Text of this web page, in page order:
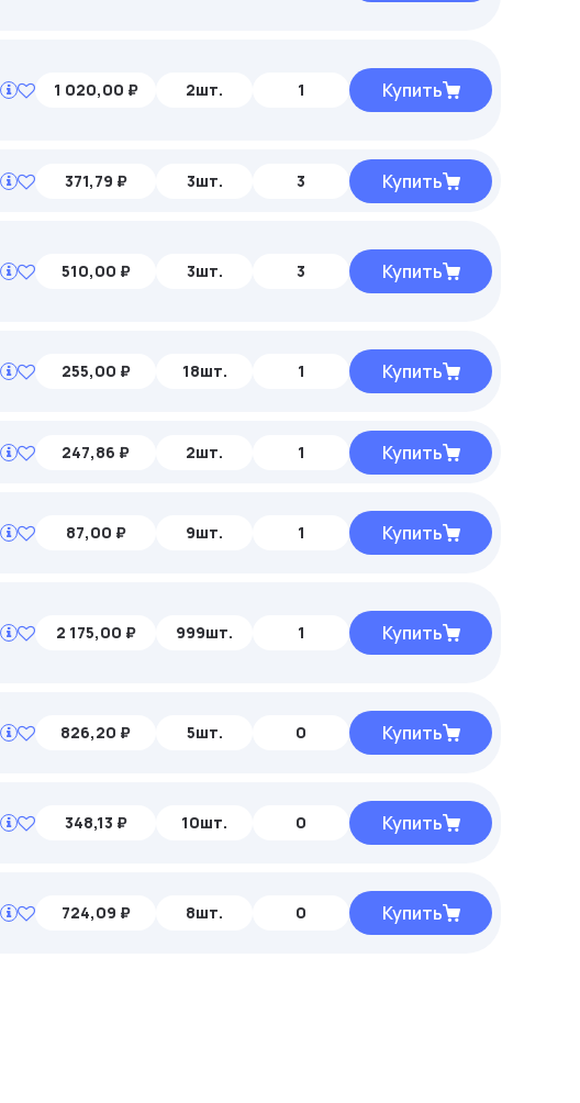
1 020,00 ₽ 2шт. 1 Купить
371,79 ₽ 3шт. 3 Купить
510,00 ₽ 3шт. 3 Купить
255,00 ₽ 18шт. 1 Купить
247,86 ₽ 2шт. 1 Купить
87,00 ₽ 9шт. 1 Купить
2 175,00 ₽ 999шт. 1 Купить
826,20 ₽ 5шт. 0 Купить
348,13 ₽ 10шт. 0 Купить
724,09 ₽ 8шт. 0 Купить